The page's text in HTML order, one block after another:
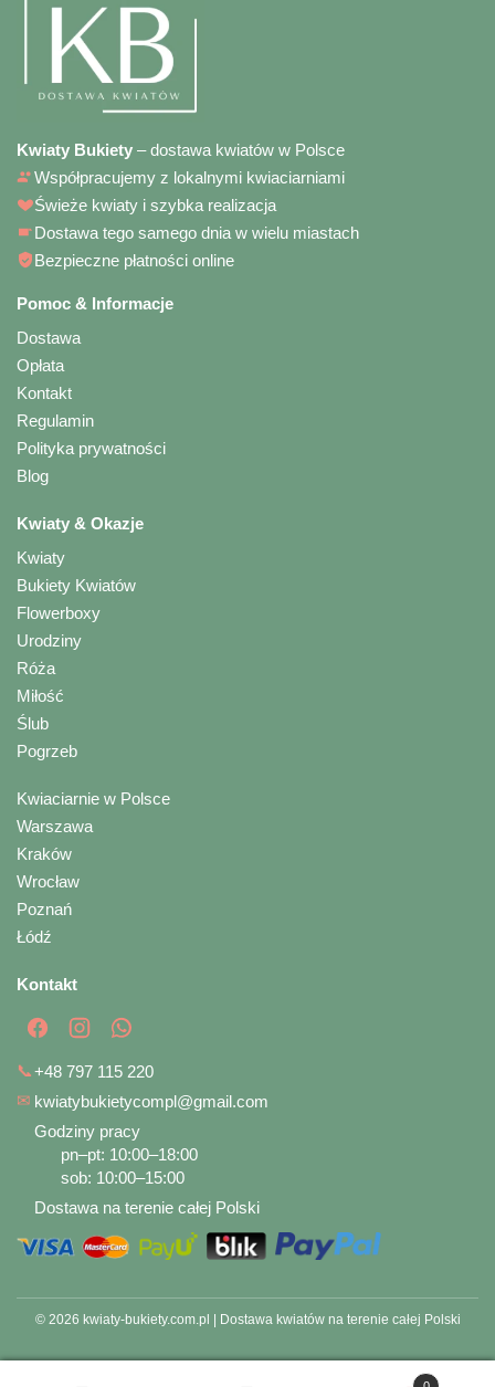
Kwiaty Bukiety – dostawa kwiatów w Polsce
Współpracujemy z lokalnymi kwiaciarniami
Świeże kwiaty i szybka realizacja
Dostawa tego samego dnia w wielu miastach
Bezpieczne płatności online
Pomoc & Informacje
Dostawa
Opłata
Kontakt
Regulamin
Polityka prywatności
Blog
Kwiaty & Okazje
Kwiaty
Bukiety Kwiatów
Flowerboxy
Urodziny
Róża
Miłość
Ślub
Pogrzeb
Kwiaciarnie w Polsce
Warszawa
Kraków
Wrocław
Poznań
Łódź
Kontakt
📞+48 797 115 220
✉ kwiatybukietycompl@gmail.com
Godziny pracy
pn–pt: 10:00–18:00
sob: 10:00–15:00
Dostawa na terenie całej Polski
© 2026 kwiaty-bukiety.com.pl | Dostawa kwiatów na terenie całej Polski